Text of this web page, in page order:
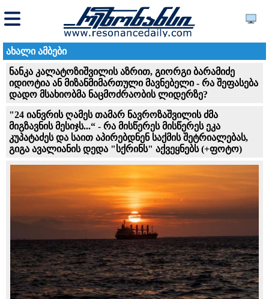
ახალი ამბები
ნანკა კალატოზიშვილის აზრით, გიორგი ბარამიძე
იდიოტია ან მი­ზან­მი­მარ­თუ­ლი მავ­ნე­ბე­ლი - რა შეფასება
დადო მსახიობმა ნაცმოძრაობის ლიდერზე?
"24 იანვრის ღამეს თამარ ნავროზაშვილის ძმა
მიგზავნის მესიჯს...“ - რა მისწერეს მისწერეს ეკა
კუპატაძეს და საით აპირებდნენ საქმის შეტრიალებას,
გიგა ავალიანის დედა "სქრინს" აქვეყნებს (+ფოტო)